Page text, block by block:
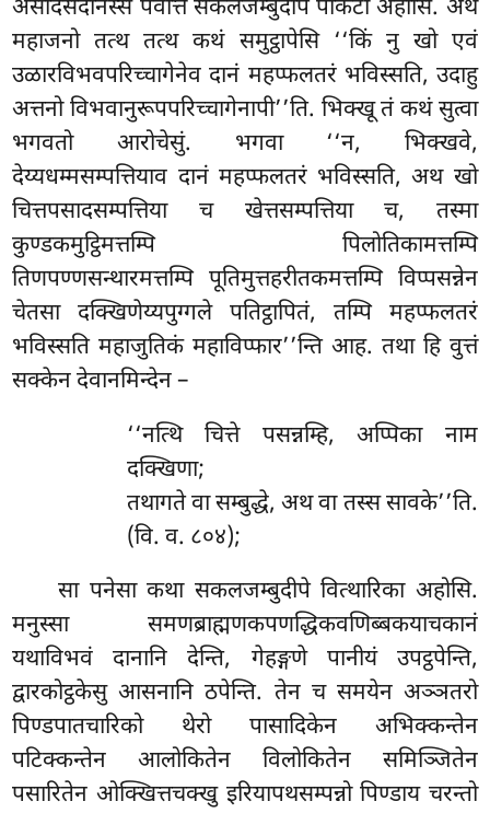
असदिसदानस्स पवत्ति सकलजम्बुदीपे पाकटा अहोसि. अथ
महाजनो तत्थ तत्थ कथं समुट्ठापेसि ‘‘किं नु खो एवं
उळारविभवपरिच्चागेनेव दानं महप्फलतरं भविस्सति, उदाहु
अत्तनो विभवानुरूपपरिच्चागेनापी’’ति. भिक्खू तं कथं सुत्वा
भगवतो आरोचेसुं. भगवा ‘‘न, भिक्खवे,
देय्यधम्मसम्पत्तियाव दानं महप्फलतरं भविस्सति, अथ खो
चित्तपसादसम्पत्तिया च खेत्तसम्पत्तिया च, तस्मा
कुण्डकमुट्ठिमत्तम्पि पिलोतिकामत्तम्पि
तिणपण्णसन्थारमत्तम्पि पूतिमुत्तहरीतकमत्तम्पि विप्पसन्नेन
चेतसा दक्खिणेय्यपुग्गले पतिट्ठापितं, तम्पि महप्फलतरं
भविस्सति महाजुतिकं महाविप्फार’’न्ति आह. तथा हि वुत्तं
सक्केन देवानमिन्देन –
‘‘नत्थि चित्ते पसन्नम्हि, अप्पिका नाम
दक्खिणा;
तथागते वा सम्बुद्धे, अथ वा तस्स सावके’’ति.
(वि. व. ८०४);
सा पनेसा कथा सकलजम्बुदीपे वित्थारिका अहोसि.
मनुस्सा समणब्राह्मणकपणद्धिकवणिब्बकयाचकानं
यथाविभवंदानानि देन्ति, गेहङ्गणे पानीयं उपट्ठपेन्ति,
द्वारकोट्ठकेसु आसनानि ठपेन्ति. तेन च समयेन अञ्ञतरो
पिण्डपातचारिको थेरो पासादिकेन अभिक्कन्तेन
पटिक्कन्तेन आलोकितेन विलोकितेन समिञ्जितेन
पसारितेन ओक्खित्तचक्खु इरियापथसम्पन्नो पिण्डाय चरन्तो